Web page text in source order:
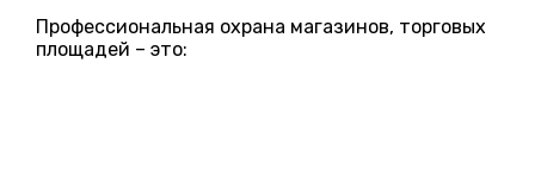
Профессиональная охрана магазинов, торговых
площадей – это: